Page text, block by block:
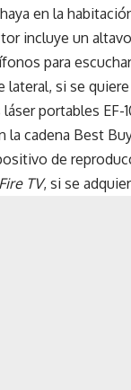
en la
incluye un
para
lateral, si se
portables
la cadena Best
de
TV, si se